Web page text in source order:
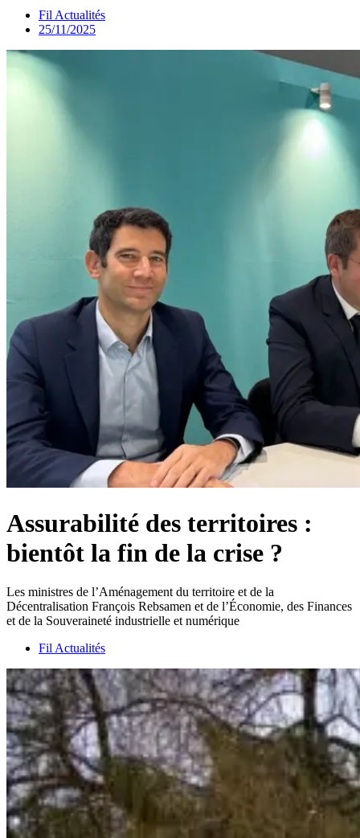
Fil Actualités
25/11/2025
Assurabilité des territoires :
bientôt la fin de la crise ?
Les ministres de l’Aménagement du territoire et de la
Décentralisation François Rebsamen et de l’Économie, des Finances
et de la Souveraineté industrielle et numérique
Fil Actualités